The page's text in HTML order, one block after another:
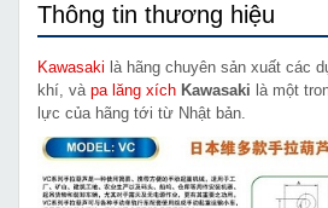
Thông tin thương hiệu
Kawasaki là hãng chuyên sản xuất các
khí, và pa lăng xích Kawasaki là một
lực của hãng tới từ Nhật bản.